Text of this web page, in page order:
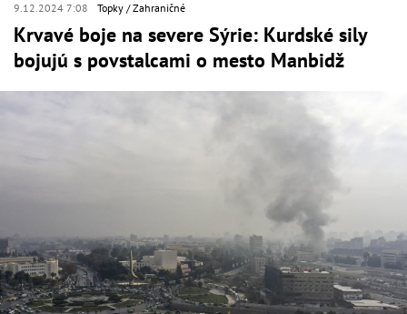
9.12.2024 7:08 Topky Zahraničné
Krvavé boje na severe Sýrie: Kurdské sily
bojujú s povstalcami o mesto Manbidž